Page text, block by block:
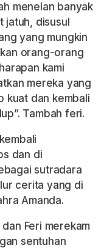
menelan banyak
jatuh, disusul
yang mungkin
orang-orang
kami
mereka yang
kuat dan kembali
Tambah feri.
dan di
sutradara
cerita yang di
Amanda.
Feri merekam
sentuhan